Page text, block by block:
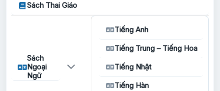
Sách Thai Giáo
Sách
Ngoại
Ngữ
Tiếng Anh
Tiếng Trung – Tiếng Hoa
Tiếng Nhật
Tiếng Hàn